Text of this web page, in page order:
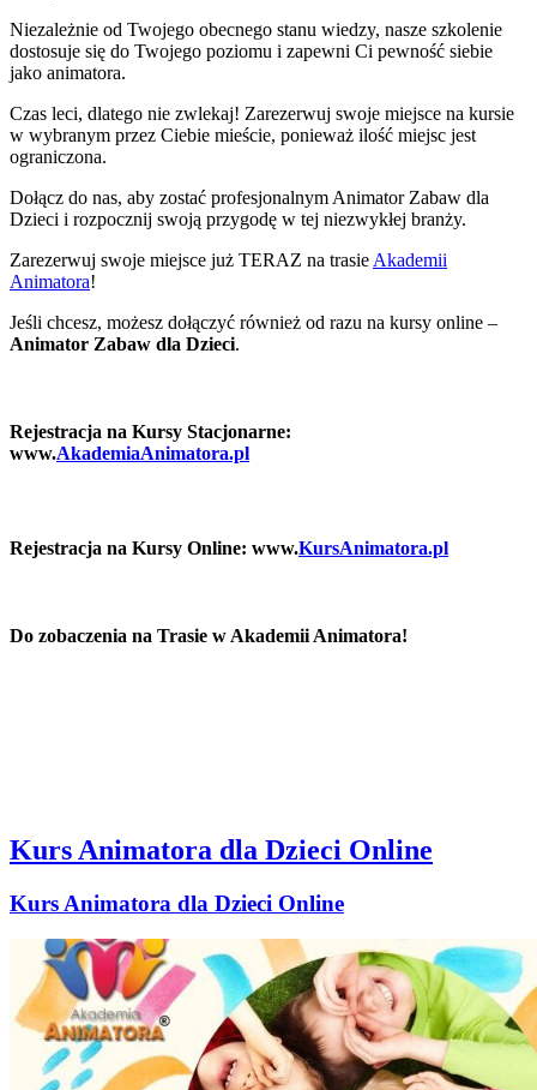
Niezależnie od Twojego obecnego stanu wiedzy, nasze szkolenie
dostosuje się do Twojego poziomu i zapewni Ci pewność siebie
jako animatora.
Czas leci, dlatego nie zwlekaj! Zarezerwuj swoje miejsce na kursie
w wybranym przez Ciebie mieście, ponieważ ilość miejsc jest
ograniczona.
Dołącz do nas, aby zostać profesjonalnym Animator Zabaw dla
Dzieci i rozpocznij swoją przygodę w tej niezwykłej branży.
Zarezerwuj swoje miejsce już TERAZ na trasie Akademii
Animatora!
Jeśli chcesz, możesz dołączyć również od razu na kursy online –
Animator Zabaw dla Dzieci.
Rejestracja na Kursy Stacjonarne:
www.AkademiaAnimatora.pl
Rejestracja na Kursy Online: www.KursAnimatora.pl
Do zobaczenia na Trasie w Akademii Animatora!
Kurs Animatora dla Dzieci Online
Kurs Animatora dla Dzieci Online